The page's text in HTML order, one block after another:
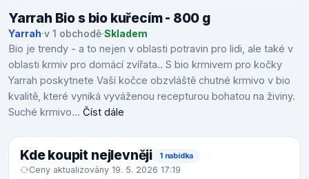
Yarrah Bio s bio kuřecím - 800 g
Yarrah·v 1 obchodě·Skladem
Bio je trendy - a to nejen v oblasti potravin pro lidi, ale také v
oblasti krmiv pro domácí zvířata.. S bio krmivem pro kočky
Yarrah poskytnete Vaší kočce obzvláště chutné krmivo v bio
kvalitě, které vyniká vyváženou recepturou bohatou na živiny.
Suché krmivo... Číst dále
Kde koupit nejlevněji 1 nabídka
Ceny aktualizovány 19. 5. 2026 17:19